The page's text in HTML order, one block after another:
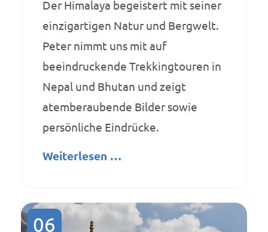
Der Himalaya begeistert mit seiner
einzigartigen Natur und Bergwelt.
Peter nimmt uns mit auf
beeindruckende Trekkingtouren in
Nepal und Bhutan und zeigt
atemberaubende Bilder sowie
persönliche Eindrücke.
Weiterlesen …
06